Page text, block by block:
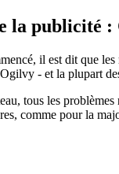
la publicité
il est dit que
- et la plupart
tous les
comme pour la